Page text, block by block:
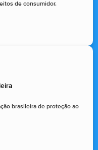
de consumidor.
brasileira de proteção ao